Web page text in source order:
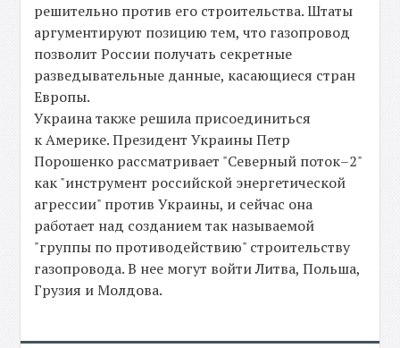
решительно против его строительства. Штаты
аргументируют позицию тем, что газопровод
позволит России получать секретные
разведывательные данные, касающиеся стран
Европы.
Украина также решила присоединиться
к Америке. Президент Украины Петр
Порошенко рассматривает "Северный поток–2"
как "инструмент российской энергетической
агрессии" против Украины, и сейчас она
работает над созданием так называемой
"группы по противодействию" строительству
газопровода. В нее могут войти Литва, Польша,
Грузия и Молдова.